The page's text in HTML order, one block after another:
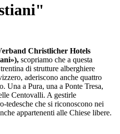
Christlicher Hotels
scopriamo che a questa
di strutture alberghiere
aderiscono anche quattro
Una a Pura, una a Ponte Tresa,
Centovalli. A gestirle
tedesche che si riconoscono nei
appartenenti alle Chiese libere.